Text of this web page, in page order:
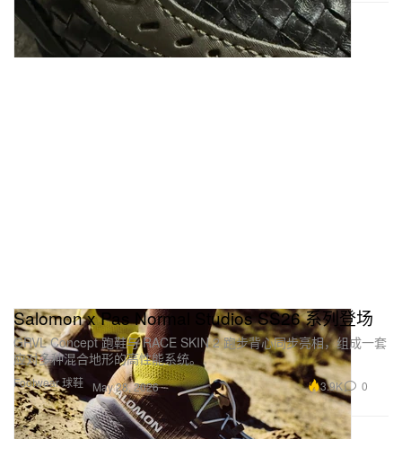
Footwear 球鞋
Salomon x Pas Normal Studios SS26 系列登场
GRVL Concept 跑鞋与 RACE SKIN 2 跑步背心同步亮相，组成一套
应对多种混合地形的高性能系统。
May 28, 2026 3.9K 0